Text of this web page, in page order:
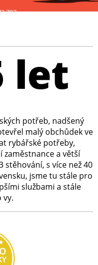
797
let
potřeb, nadšený
malý obchůdek ve
rybářské potřeby,
a větší
stěhování, s více než 40
jsme tu stále pro
službami a stále
vy.